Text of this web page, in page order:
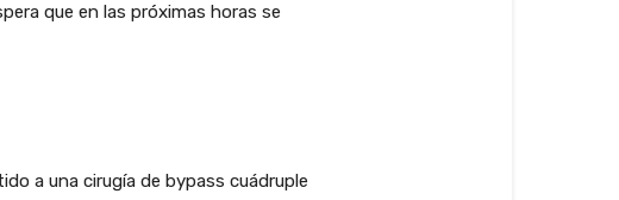
que en las próximas horas se
a una cirugía de bypass cuádruple